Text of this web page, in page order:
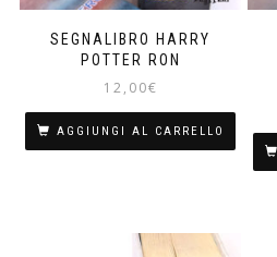
SEGNALIBRO HARRY
POTTER RON
12,00€
AGGIUNGI AL CARRELLO